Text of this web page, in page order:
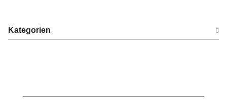
Kategorien